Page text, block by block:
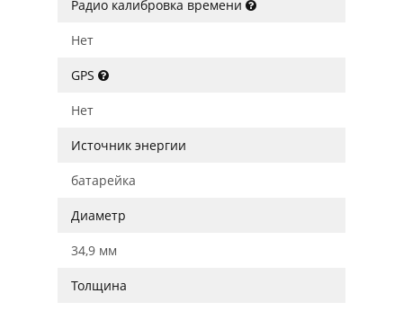
Радио калибровка времени
Нет
GPS
Нет
Источник энергии
батарейка
Диаметр
34,9 мм
Толщина